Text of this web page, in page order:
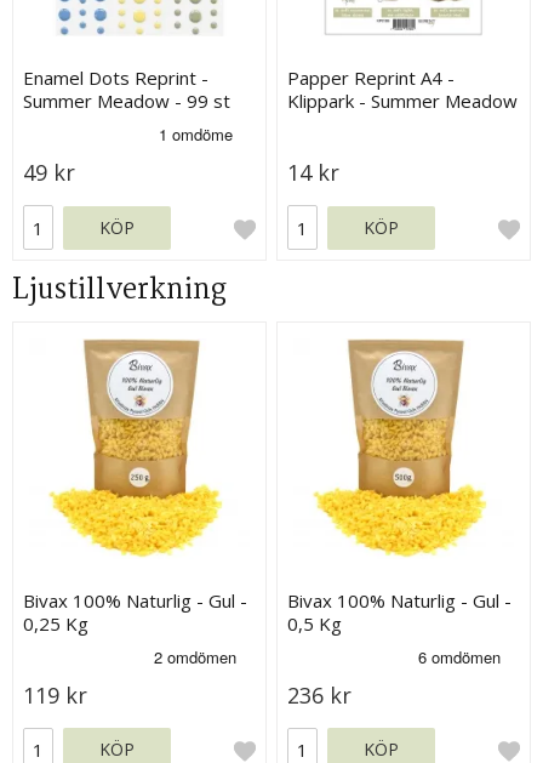
Enamel Dots Reprint -
Summer Meadow - 99 st
49 kr
KÖP
Papper Reprint A4 -
Klippark - Summer Meadow
14 kr
KÖP
Ljustillverkning
Bivax 100% Naturlig - Gul -
0,25 Kg
119 kr
KÖP
Bivax 100% Naturlig - Gul -
0,5 Kg
236 kr
KÖP